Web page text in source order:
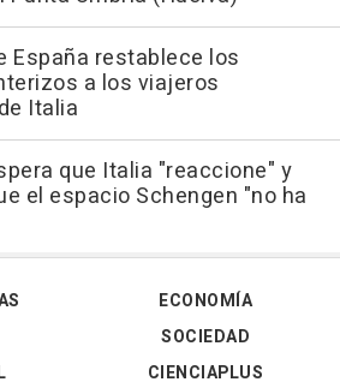
España restablece los
a los viajeros
Italia
que Italia "reaccione" y
el espacio Schengen "no ha
ECONOMÍA
SOCIEDAD
CIENCIAPLUS